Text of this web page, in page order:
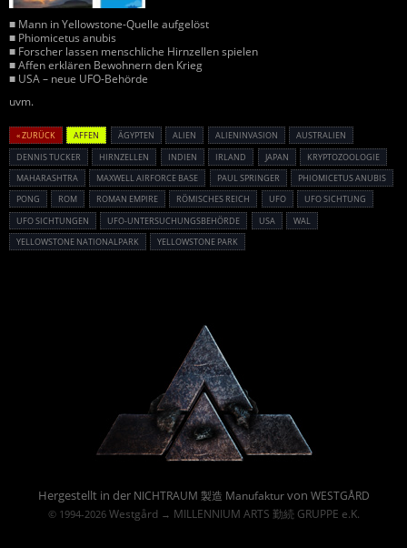
■ Mann in Yellowstone-Quelle aufgelöst
■ Phiomicetus anubis
■ Forscher lassen menschliche Hirnzellen spielen
■ Affen erklären Bewohnern den Krieg
■ USA – neue UFO-Behörde
uvm.
« ZURÜCK AFFEN ÄGYPTEN ALIEN ALIENINVASION
AUSTRALIEN
DENNIS TUCKER
HIRNZELLEN INDIEN IRLAND JAPAN
KRYPTOZOOLOGIE
MAHARASHTRA
MAXWELL AIRFORCE BASE PAUL SPRINGER
PHIOMICETUS ANUBIS
PONG
ROM ROMAN EMPIRE RÖMISCHES REICH UFO
UFO SICHTUNG
UFO SICHTUNGEN
UFO-UNTERSUCHUNGSBEHÖRDE USA
WAL
YELLOWSTONE NATIONALPARK
YELLOWSTONE PARK
Hergestellt in der NICHTRAUM 製造 Manufakturvon WESTGÅRD
© 1994-2026 Westgård→ MILLENNIUM ARTS 勤続 GRUPPE e.K.
Powered By :